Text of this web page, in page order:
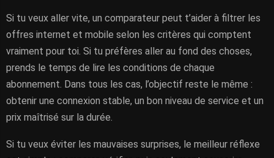
Si tu veux aller vite, un comparateur peut t’aider à filtrer les
offres internet et mobile selon les critères qui comptent
vraiment pour toi. Si tu préfères aller au fond des choses,
prends le temps de lire les conditions de chaque
abonnement. Dans tous les cas, l’objectif reste le même :
obtenir une connexion stable, un bon niveau de service et un
prix maîtrisé sur la durée.
Si tu veux éviter les mauvaises surprises, le meilleur réflexe